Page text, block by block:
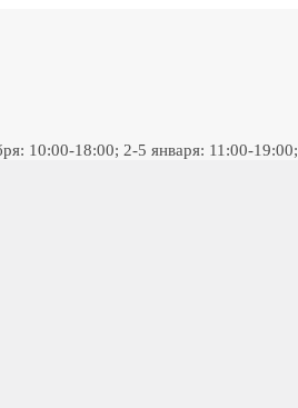
10:00-18:00; 2-5 января: 11:00-19:00;